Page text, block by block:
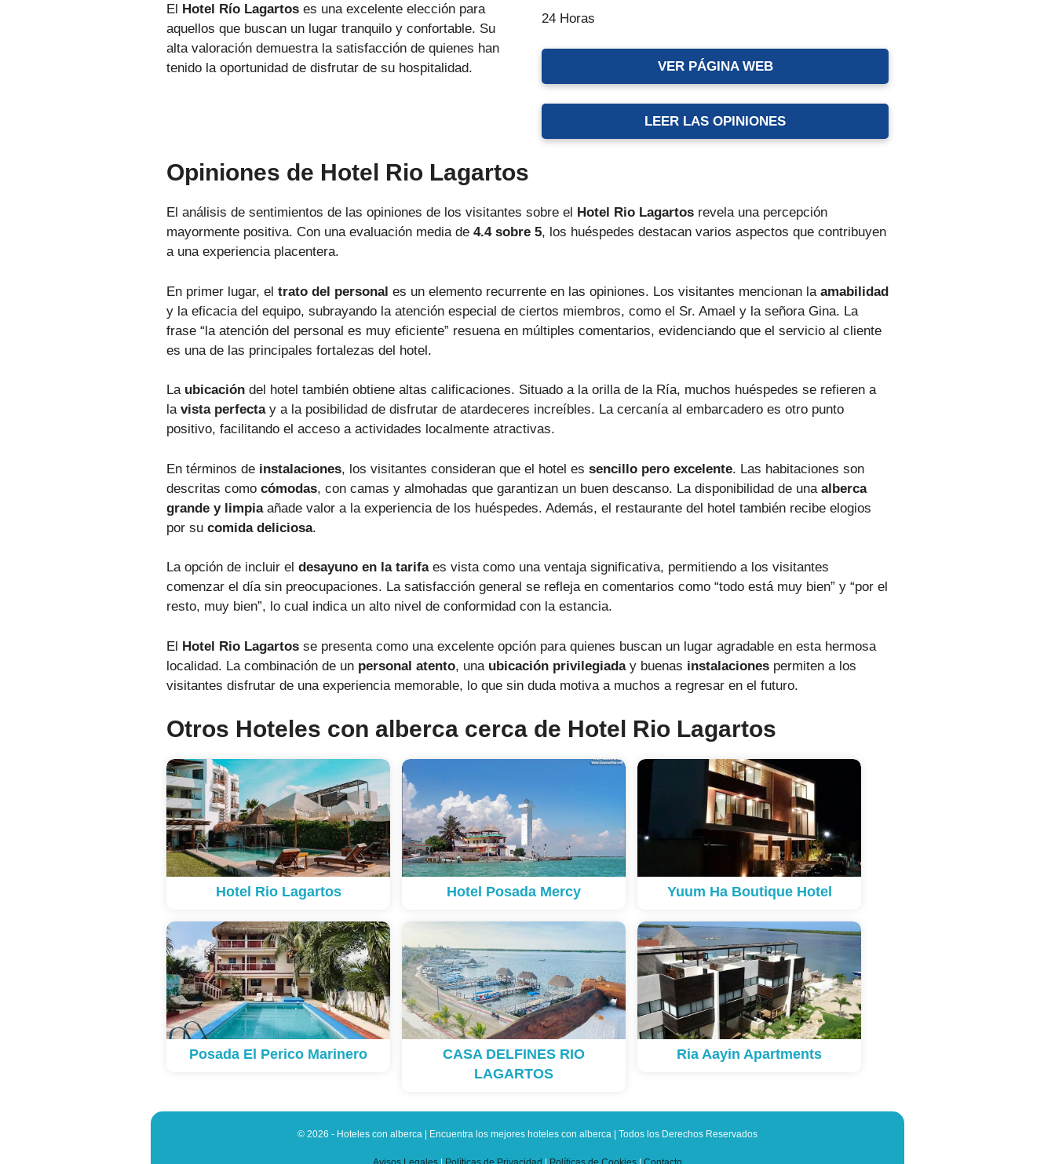
El Hotel Río Lagartos es una excelente elección para
aquellos que buscan un lugar tranquilo y confortable. Su
alta valoración demuestra la satisfacción de quienes han
tenido la oportunidad de disfrutar de su hospitalidad.
24 Horas
VER PÁGINA WEB
LEER LAS OPINIONES
Opiniones de Hotel Rio Lagartos
El análisis de sentimientos de las opiniones de los visitantes sobre el Hotel Rio Lagartos revela una percepción
mayormente positiva. Con una evaluación media de 4.4 sobre 5, los huéspedes destacan varios aspectos que contribuyen
a una experiencia placentera.
En primer lugar, el trato del personal es un elemento recurrente en las opiniones. Los visitantes mencionan la amabilidad
y la eficacia del equipo, subrayando la atención especial de ciertos miembros, como el Sr. Amael y la señora Gina. La
frase “la atención del personal es muy eficiente” resuena en múltiples comentarios, evidenciando que el servicio al cliente
es una de las principales fortalezas del hotel.
La ubicación del hotel también obtiene altas calificaciones. Situado a la orilla de la Ría, muchos huéspedes se refieren a
la vista perfectay a la posibilidad de disfrutar de atardeceres increíbles. La cercanía al embarcadero es otro punto
positivo, facilitando el acceso a actividades localmente atractivas.
En términos de instalaciones, los visitantes consideran que el hotel es sencillo pero excelente. Las habitaciones son
descritas como cómodas, con camas y almohadas que garantizan un buen descanso. La disponibilidad de una alberca
grande y limpiaañade valor a la experiencia de los huéspedes. Además, el restaurante del hotel también recibe elogios
por su comida deliciosa.
La opción de incluir el desayuno en la tarifaes vista como una ventaja significativa, permitiendo a los visitantes
comenzar el día sin preocupaciones. La satisfacción general se refleja en comentarios como “todo está muy bien” y “por el
resto, muy bien”, lo cual indica un alto nivel de conformidad con la estancia.
El Hotel Rio Lagartos se presenta como una excelente opción para quienes buscan un lugar agradable en esta hermosa
localidad. La combinación de un personal atento, una ubicación privilegiaday buenas instalaciones permiten a los
visitantes disfrutar de una experiencia memorable, lo que sin duda motiva a muchos a regresar en el futuro.
Otros Hoteles con alberca cerca de Hotel Rio Lagartos
Hotel Rio Lagartos Hotel Posada Mercy Yuum Ha Boutique Hotel
Posada El Perico Marinero
CASA DELFINES RIO
LAGARTOS
Ria Aayin Apartments
© 2026 - Hoteles con alberca | Encuentra los mejores hoteles con alberca | Todos los Derechos Reservados